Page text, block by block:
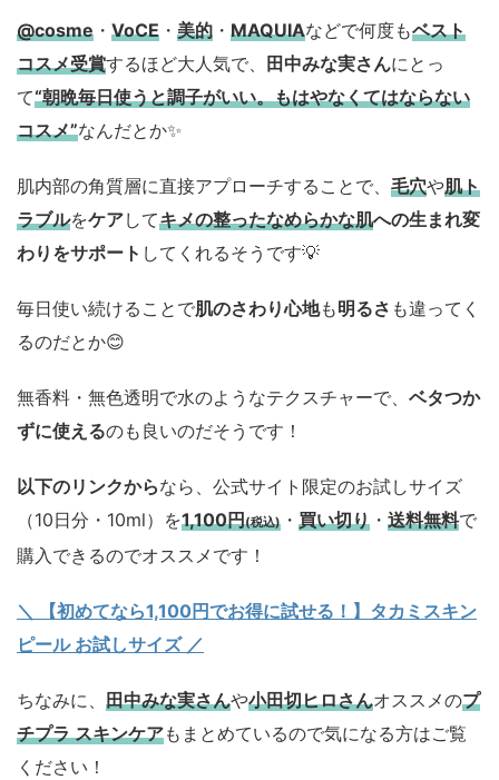
@cosme ・ VoCE ・ 美的 ・ MAQUIAなどで何度もベスト
コスメ受賞するほど大人気で、 田中みな実さんにとっ
て“朝晩毎日使うと調子がいい。もはやなくてはならない
コスメ”なんだとか✨
肌内部の角質層に直接アプローチすることで、 毛穴や肌ト
ラブルをケアしてキメの整ったなめらかな肌への生まれ変
わりをサポート してくれるそうです💡
毎日使い続けることで肌のさわり心地も明るさ も違ってく
るのだとか😊
無香料・無色透明で水のようなテクスチャーで、 ベタつか
ずに使えるのも良いのだそうです！
以下のリンクからなら、公式サイト限定のお試しサイズ
（10日分・10ml）を1,100円(税込) ・ 買い切り ・ 送料無料で
購入できるのでオススメです！
＼ 【初めてなら1,100円でお得に試せる！】タカミスキン
ピール お試しサイズ／
ちなみに、 田中みな実さんや小田切ヒロさんオススメのプ
チプラ スキンケアもまとめているので気になる方はご覧
ください！